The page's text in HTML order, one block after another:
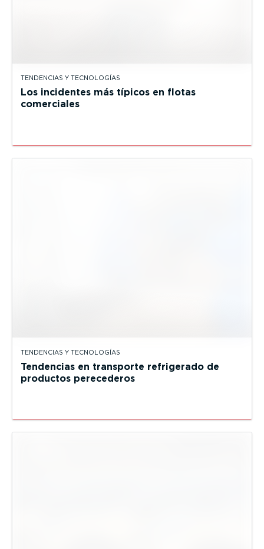
TENDENCIAS Y TECNOLOGÍAS
Los incidentes más típicos en flotas
comerciales
TENDENCIAS Y TECNOLOGÍAS
Tendencias en transporte refrigerado de
productos perecederos